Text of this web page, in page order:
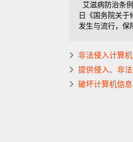
艾滋病防治条
日《国务院关
发生与流行，保
非法侵入计算
提供侵入、非
破坏计算机信